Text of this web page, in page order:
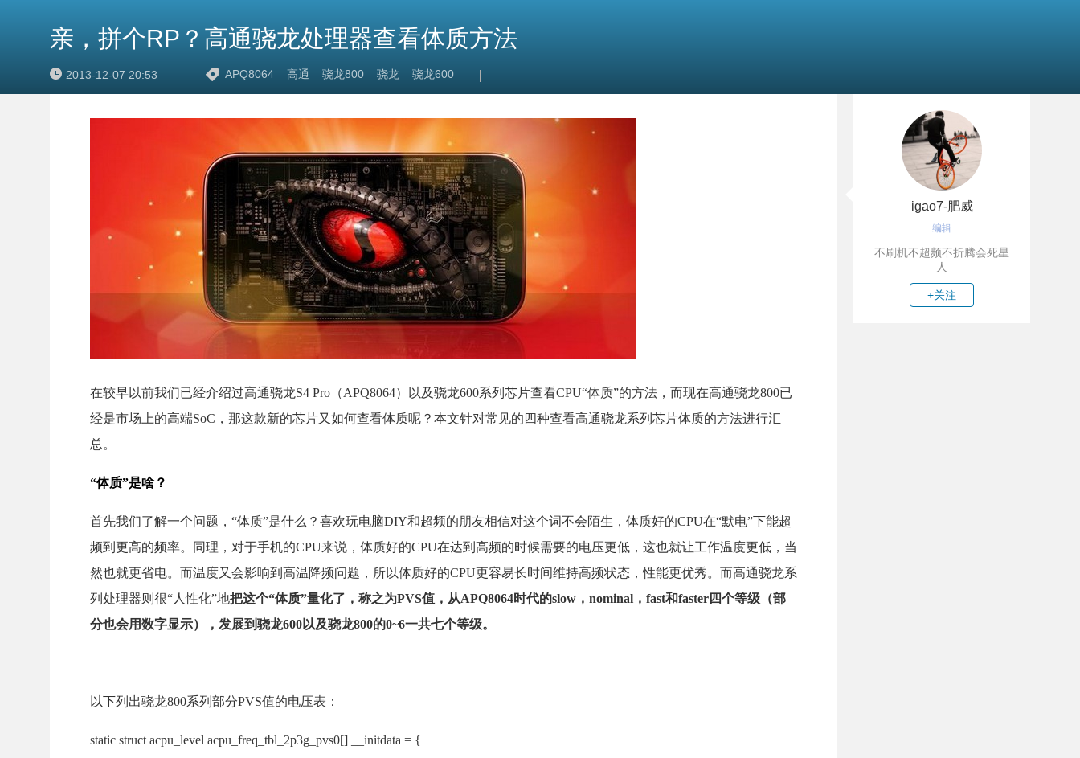
亲，拼个RP？高通骁龙处理器查看体质方法
2013-12-07 20:53 APQ8064 高通 骁龙800 骁龙 骁龙600
在较早以前我们已经介绍过高通骁龙S4 Pro（APQ8064）以及骁龙600系列芯片查看CPU“体质”的方法，而现在高通骁龙800已
经是市场上的高端SoC，那这款新的芯片又如何查看体质呢？本文针对常见的四种查看高通骁龙系列芯片体质的方法进行汇
总。
“体质”是啥？
首先我们了解一个问题，“体质”是什么？喜欢玩电脑DIY和超频的朋友相信对这个词不会陌生，体质好的CPU在“默电”下能超
频到更高的频率。同理，对于手机的CPU来说，体质好的CPU在达到高频的时候需要的电压更低，这也就让工作温度更低，当
然也就更省电。而温度又会影响到高温降频问题，所以体质好的CPU更容易长时间维持高频状态，性能更优秀。而高通骁龙系
列处理器则很“人性化”地把这个“体质”量化了，称之为PVS值，从APQ8064时代的slow，nominal，fast和faster四个等级（部
分也会用数字显示），发展到骁龙600以及骁龙800的0~6一共七个等级。
以下列出骁龙800系列部分PVS值的电压表：
static struct acpu_level acpu_freq_tbl_2p3g_pvs0[] __initdata = {
igao7-肥威
编辑
不刷机不超频不折腾会死星
人
+关注